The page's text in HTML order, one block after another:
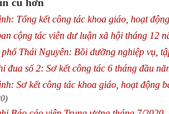
cũ hơn
Tổng kết công tác khoa giáo, hoạt
cộng tác viên dư luận xã hội tháng 12
phố Thái Nguyên: Bồi dưỡng nghiệp vụ,
đua số 2: Sơ kết công tác 6 tháng đầu
Sơ kết công tác khoa giáo, hoạt động